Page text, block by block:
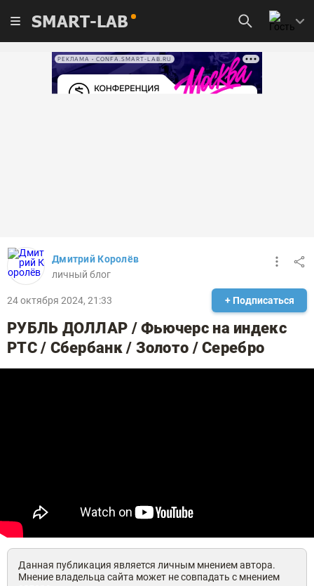
SMART-LAB
РЕКЛАМА • CONFA.SMART-LAB.RU
Дмитрий Королёв
личный блог
24 октября 2024, 21:33 + Подписаться
РУБЛЬ ДОЛЛАР / Фьючерс на индекс
РТС / Сбербанк / Золото / Серебро
Данная публикация является личным мнением автора.
Мнение владельца сайта может не совпадать с мнением